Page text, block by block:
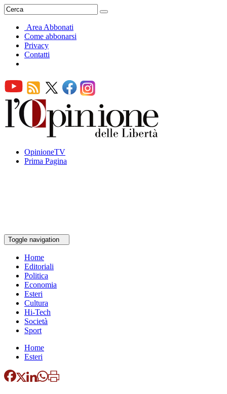
Area Abbonati
Come abbonarsi
Privacy
Contatti
OpinioneTV
Prima Pagina
Toggle navigation
Home
Editoriali
Politica
Economia
Esteri
Cultura
Hi-Tech
Società
Sport
Home
Esteri